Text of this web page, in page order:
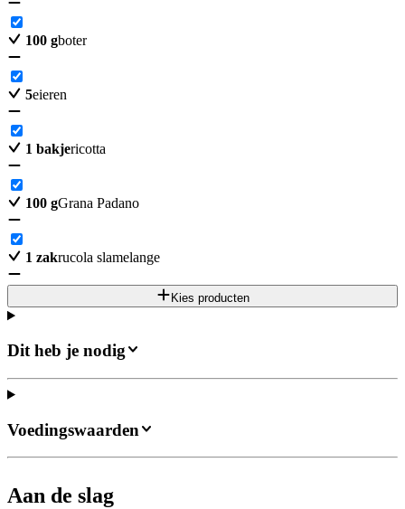
100 gboter
5eieren
1 bakjericotta
100 gGrana Padano
1 zakrucola slamelange
Kies producten
Dit heb je nodig
Aan de slag
Voedingswaarden